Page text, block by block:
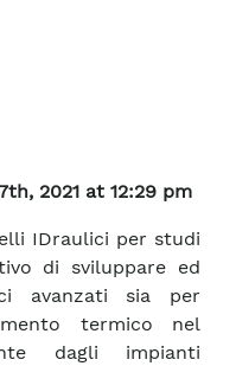
2021 at 12:29 pm
IDraulici per studi
di sviluppare ed
avanzati sia per
termico nel
dagli impianti